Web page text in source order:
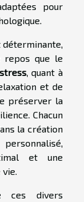
pour
repos que le
, quant à
et de
préserver la
Chacun
la création
et une
ces divers